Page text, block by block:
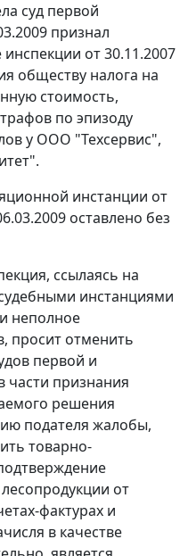
суд первой
признал
от 30.11.2007
обществу налога на
стоимость,
по эпизоду
у ООО "Техсервис",
инстанции от
оставлено без
ссылаясь на
инстанциями
неполное
просит отменить
первой и
части признания
решения
подателя жалобы,
товарно-
от
фактурах и
в качестве